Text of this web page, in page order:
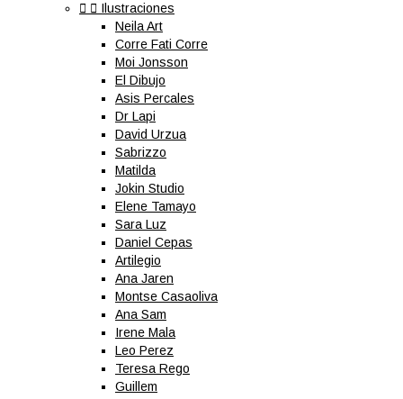
  Ilustraciones
Neila Art
Corre Fati Corre
Moi Jonsson
El Dibujo
Asis Percales
Dr Lapi
David Urzua
Sabrizzo
Matilda
Jokin Studio
Elene Tamayo
Sara Luz
Daniel Cepas
Artilegio
Ana Jaren
Montse Casaoliva
Ana Sam
Irene Mala
Leo Perez
Teresa Rego
Guillem